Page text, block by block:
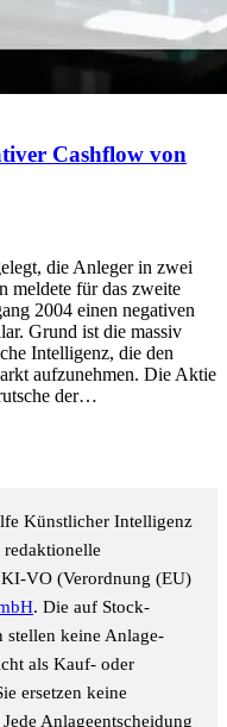
Cashflow von
die Anleger in zwei
meldete für das zweite
2004 einen negativen
Grund ist die massiv
Intelligenz, die den
aufzunehmen. Die Aktie
der…
Künstlicher Intelligenz
VO (Verordnung (EU)
. Die auf Stock-
stellen keine Anlage-
als Kauf- oder
ersetzen keine
Anlageentscheidung